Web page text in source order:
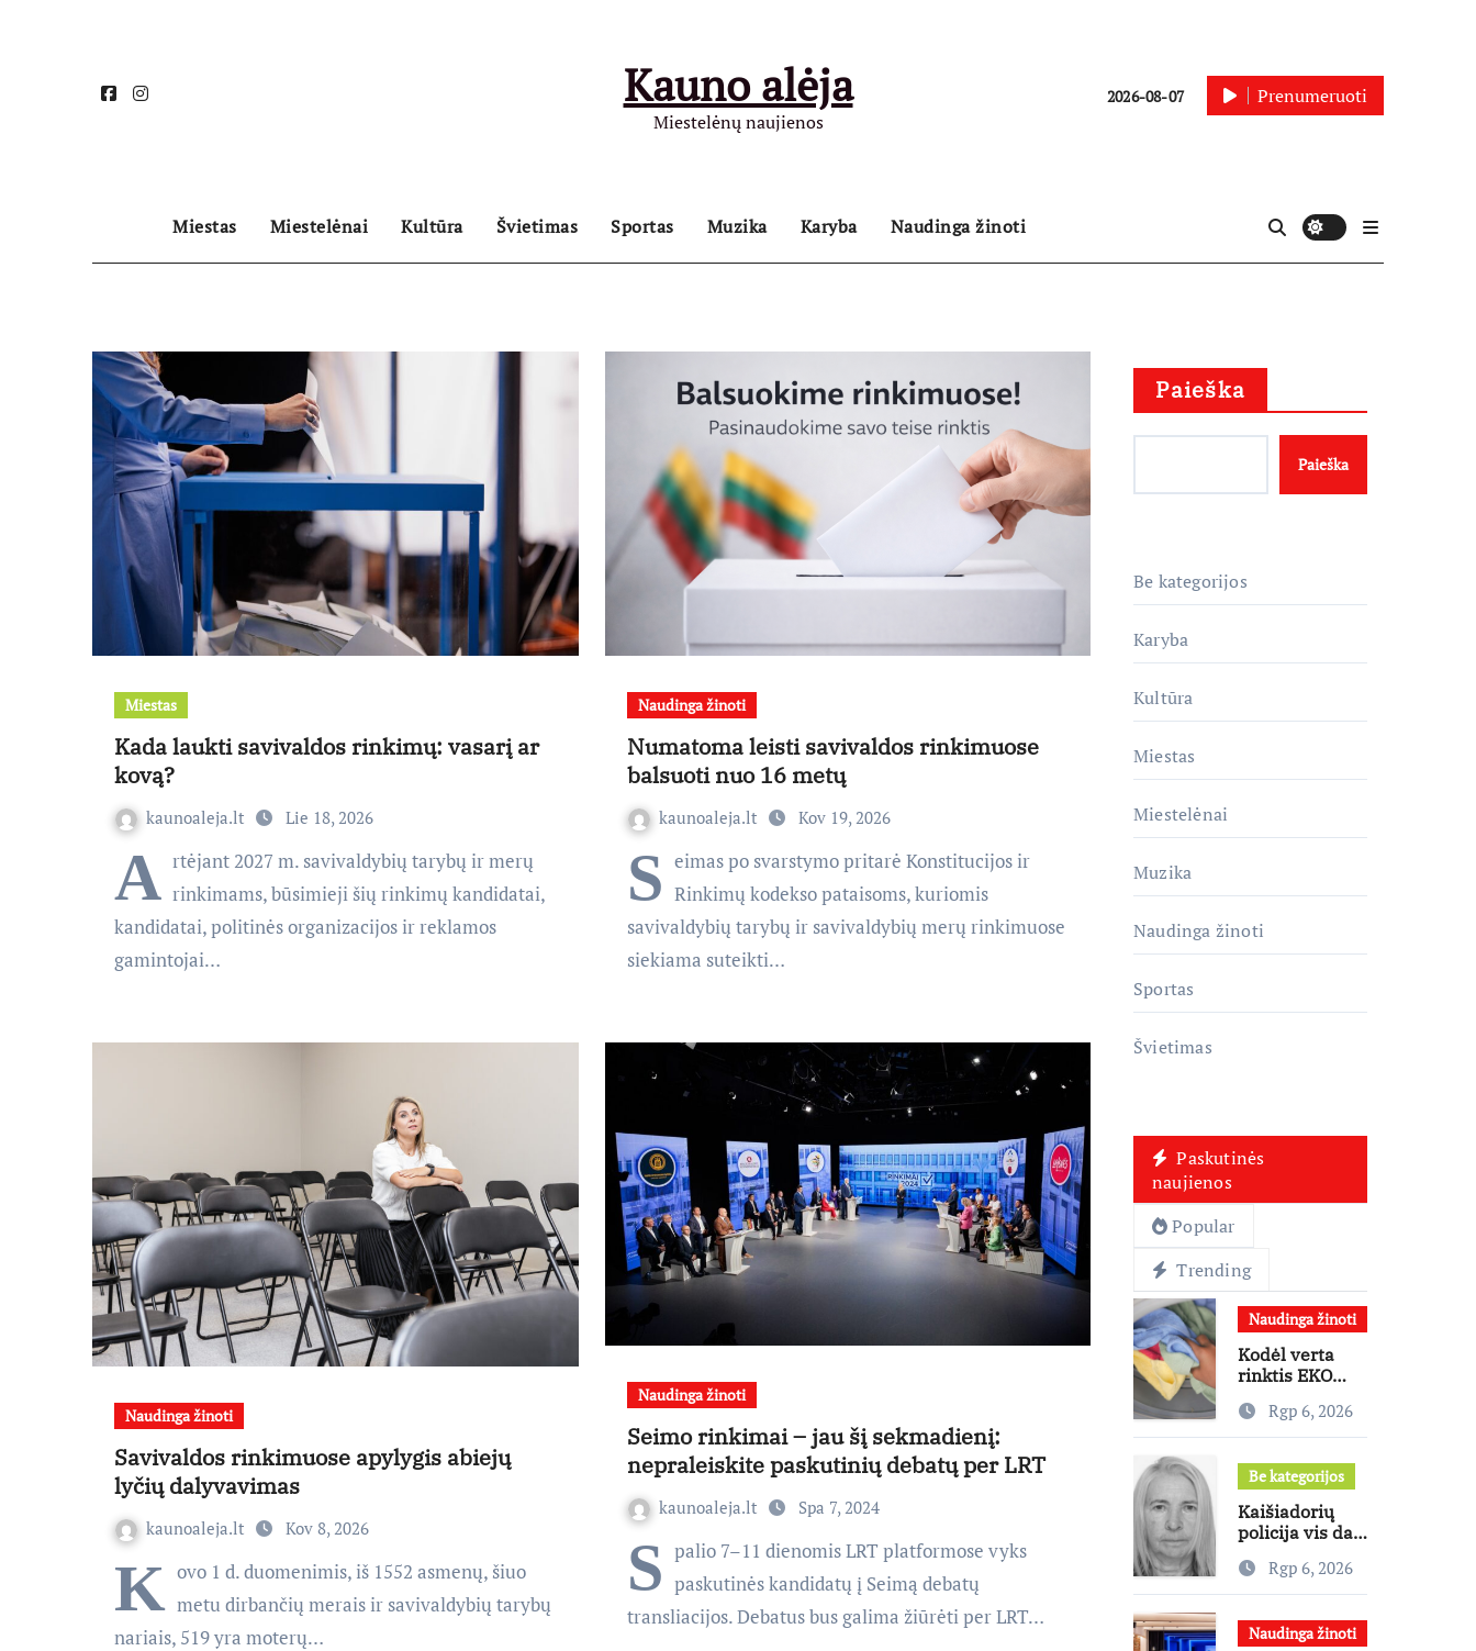
Kauno alėja
Miestelėnų naujienos
2026-08-07 Prenumeruoti
Miestas Miestelėnai Kultūra Švietimas Sportas Muzika Karyba Naudinga žinoti
Miestas
Kada laukti savivaldos rinkimų: vasarį ar
kovą?
kaunoaleja.lt Lie 18, 2026
A rtėjant 2027 m. savivaldybių tarybų ir merų
rinkimams, būsimieji šių rinkimų kandidatai,
kandidatai, politinės organizacijos ir reklamos
gamintojai…
Naudinga žinoti
Numatoma leisti savivaldos rinkimuose
balsuoti nuo 16 metų
kaunoaleja.lt Kov 19, 2026
S eimas po svarstymo pritarė Konstitucijos ir
Rinkimų kodekso pataisoms, kuriomis
savivaldybių tarybų ir savivaldybių merų rinkimuose
siekiama suteikti…
Naudinga žinoti
Savivaldos rinkimuose apylygis abiejų
lyčių dalyvavimas
kaunoaleja.lt Kov 8, 2026
K ovo 1 d. duomenimis, iš 1552 asmenų, šiuo
metu dirbančių merais ir savivaldybių tarybų
nariais, 519 yra moterų…
Naudinga žinoti
Seimo rinkimai – jau šį sekmadienį:
nepraleiskite paskutinių debatų per LRT
kaunoaleja.lt Spa 7, 2024
S palio 7–11 dienomis LRT platformose vyks
paskutinės kandidatų į Seimą debatų
transliacijos. Debatus bus galima žiūrėti per LRT…
Paieška
Paieška
Be kategorijos
Karyba
Kultūra
Miestas
Miestelėnai
Muzika
Naudinga žinoti
Sportas
Švietimas
Paskutinės
naujienos
Popular
Trending
Naudinga žinoti
Kodėl verta
rinktis EKO
Ekspertai
paneigia
dažniausius
mitus
Rgp 6, 2026
Be kategorijos
Kaišiadorių
policija vis dar
motersRgp 6, 2026
Naudinga žinoti